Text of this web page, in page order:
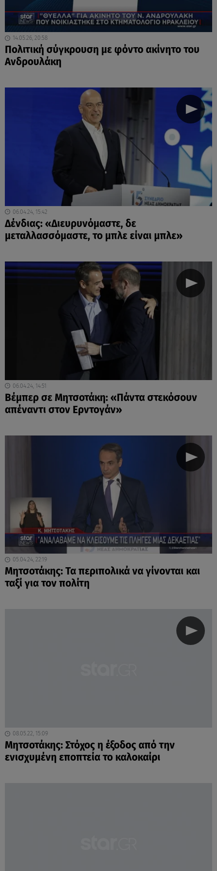
14.05.26, 20:58
Πολιτική σύγκρουση με φόντο ακίνητο του
Ανδρουλάκη
06.04.24, 15:42
Δένδιας: «Διευρυνόμαστε, δε
μεταλλασσόμαστε, το μπλε είναι μπλε»
06.04.24, 14:51
Βέμπερ σε Μητσοτάκη: «Πάντα στεκόσουν
απέναντι στον Ερντογάν»
05.04.24, 22:19
Μητσοτάκης: Τα περιπολικά να γίνονται και
ταξί για τον πολίτη
08.05.22, 15:09
Μητσοτάκης: Στόχος η έξοδος από την
ενισχυμένη εποπτεία το καλοκαίρι